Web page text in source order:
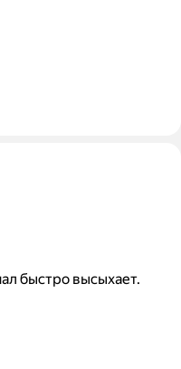
быстро высыхает.